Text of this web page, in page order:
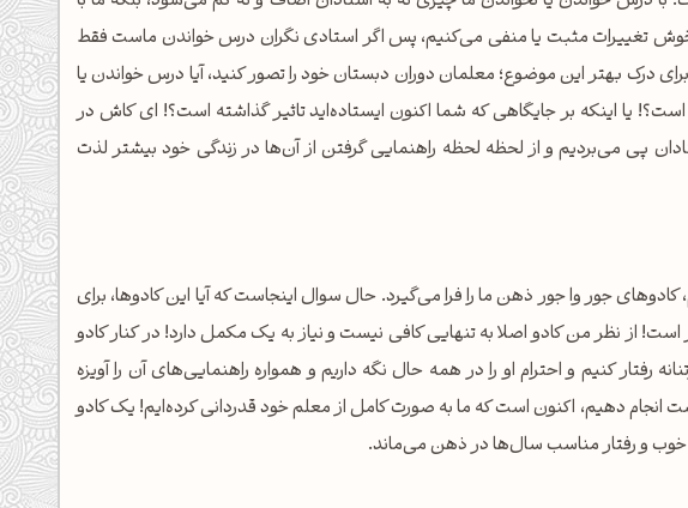
تغییرات مثبت یا منفی می‌کنیم، پس اگر استادی نگران درس خواندن ماست فقط
درک بهتر این موضوع؛ معلمان دوران دبستان خود را تصور کنید، آیا درس خواندن یا
یا اینکه بر جایگاهی که شما اکنون ایستاده‌اید تاثیر گذاشته است؟! ای کاش در
پی می‌بردیم و از لحظه لحظه راهنمایی گرفتن از آن‌ها در زندگی خود بیشتر لذت
جور وا جور ذهن ما را فرا می‌گیرد. حال سوال اینجاست که آیا این کادوها، برای
از نظر من کادو اصلا به تنهایی کافی نیست و نیاز به یک مکمل دارد! در کنار کادو
رفتار کنیم و احترام او را در همه حال نگه داریم و همواره راهنمایی‌های آن را آویزه
انجام دهیم، اکنون است که ما به صورت کامل از معلم خود قدردانی کرده‌ایم! یک کادو
و رفتار مناسب سال‌ها در ذهن می‌ماند.